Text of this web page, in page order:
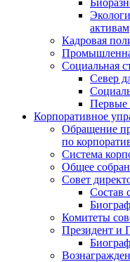
активам
Кадровая
Социальная
Север
Первые
Корпоративное
Обращение
по
Система
Общее
Совет
Состав
Комитеты
Президент и